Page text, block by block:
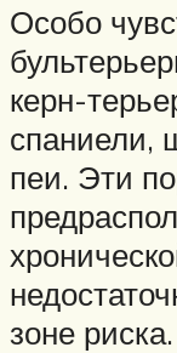
Особо
керн-
спаниели,
пеи. Эти
зоне риска.